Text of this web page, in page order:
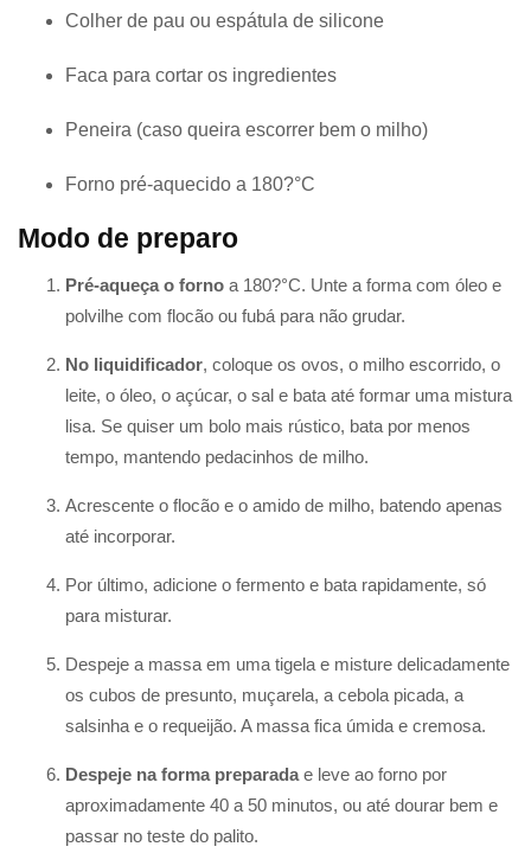
Colher de pau ou espátula de silicone
Faca para cortar os ingredientes
Peneira (caso queira escorrer bem o milho)
Forno pré-aquecido a 180?°C
Modo de preparo
Pré-aqueça o forno a 180?°C. Unte a forma com óleo e
polvilhe com flocão ou fubá para não grudar.
No liquidificador, coloque os ovos, o milho escorrido, o
leite, o óleo, o açúcar, o sal e bata até formar uma mistura
lisa. Se quiser um bolo mais rústico, bata por menos
tempo, mantendo pedacinhos de milho.
Acrescente o flocão e o amido de milho, batendo apenas
até incorporar.
Por último, adicione o fermento e bata rapidamente, só
para misturar.
Despeje a massa em uma tigela e misture delicadamente
os cubos de presunto, muçarela, a cebola picada, a
salsinha e o requeijão. A massa fica úmida e cremosa.
Despeje na forma preparadae leve ao forno por
aproximadamente 40 a 50 minutos, ou até dourar bem e
passar no teste do palito.